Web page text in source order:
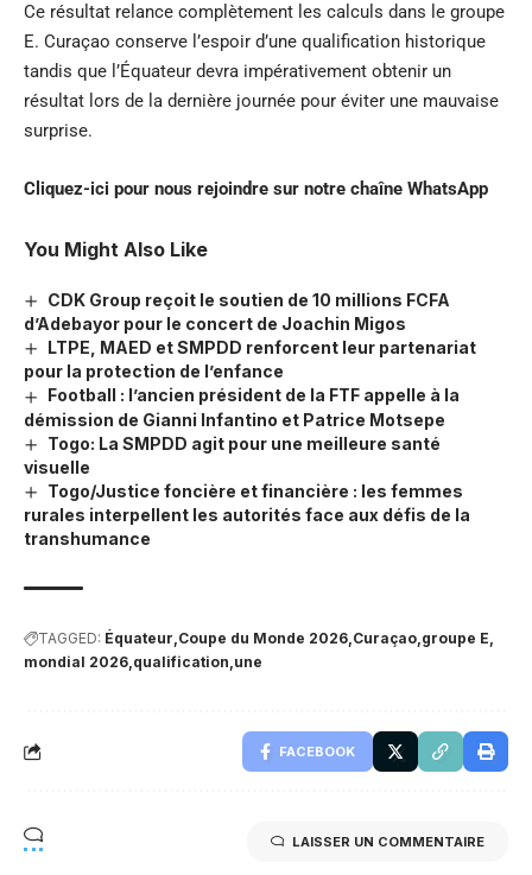
Ce résultat relance complètement les calculs dans le groupe
E. Curaçao conserve l’espoir d’une qualification historique
tandis que l’Équateur devra impérativement obtenir un
résultat lors de la dernière journée pour éviter une mauvaise
surprise.
Cliquez-ici pour nous rejoindre sur notre chaîne WhatsApp
You Might Also Like
CDK Group reçoit le soutien de 10 millions FCFA
d’Adebayor pour le concert de Joachin Migos
LTPE, MAED et SMPDD renforcent leur partenariat
pour la protection de l’enfance
Football : l’ancien président de la FTF appelle à la
démission de Gianni Infantino et Patrice Motsepe
Togo: La SMPDD agit pour une meilleure santé
visuelle
Togo/Justice foncière et financière : les femmes
rurales interpellent les autorités face aux défis de la
transhumance
TAGGED: Équateur Coupe du Monde 2026 Curaçao groupe E
mondial 2026 qualification une
FACEBOOK
LAISSER UN COMMENTAIRE